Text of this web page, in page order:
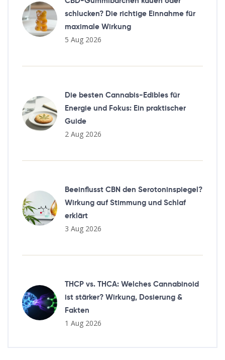
schlucken? Die richtige Einnahme für
maximale Wirkung
5 Aug 2026
Die besten Cannabis-Edibles für
Energie und Fokus: Ein praktischer
Guide
2 Aug 2026
Beeinflusst CBN den Serotoninspiegel?
Wirkung auf Stimmung und Schlaf
erklärt
3 Aug 2026
THCP vs. THCA: Welches Cannabinoid
ist stärker? Wirkung, Dosierung &
Fakten
1 Aug 2026